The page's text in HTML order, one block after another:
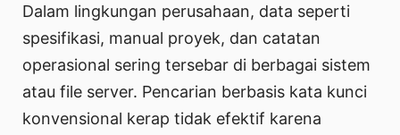
Dalam lingkungan perusahaan, data seperti
spesifikasi, manual proyek, dan catatan
operasional sering tersebar di berbagai sistem
atau file server. Pencarian berbasis kata kunci
konvensional kerap tidak efektif karena